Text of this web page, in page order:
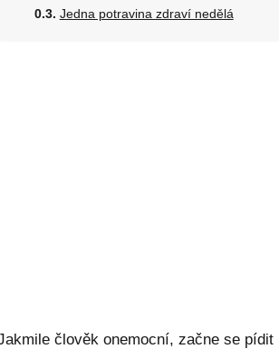
Jedna potravina zdraví nedělá
člověk onemocní, začne se